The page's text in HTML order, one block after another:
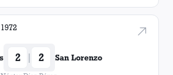
2 | 2 San Lorenzo